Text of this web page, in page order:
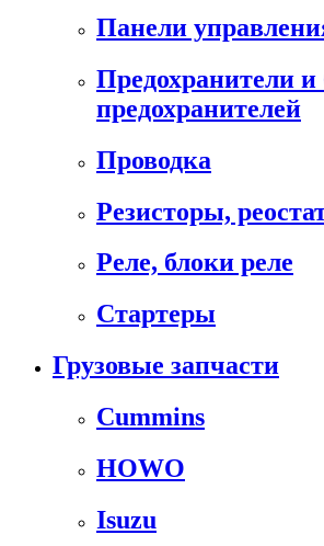
Панели
Предохранители и
предохранителей
Проводка
Резисторы,
Реле, блоки реле
Стартеры
Грузовые запчасти
Cummins
HOWO
Isuzu